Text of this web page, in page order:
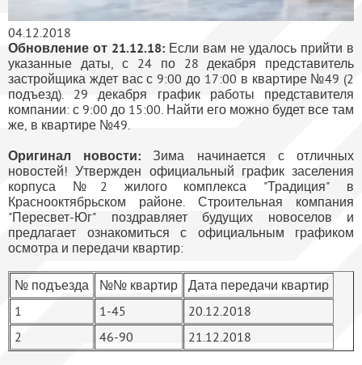
04.12.2018
Обновление от 21.12.18: Если вам не удалось прийти в
указанные даты, с 24 по 28 декабря представитель
застройщика ждет вас с 9:00 до 17:00 в квартире №49 (2
подъезд). 29 декабря график работы представителя
компании: с 9:00 до 15:00. Найти его можно будет все там
же, в квартире №49.
Оригинал новости: Зима начинается с отличных
новостей! Утвержден официальный график заселения
корпуса №2 жилого комплекса "Традиция" в
Краснооктябрьском районе. Строительная компания
"Пересвет-Юг" поздравляет будущих новоселов и
предлагает ознакомиться с официальным графиком
осмотра и передачи квартир:
№ подъезда №№ квартир
Дата передачи квартир
1
1-45
20.12.2018
2
46-90 21.12.2018